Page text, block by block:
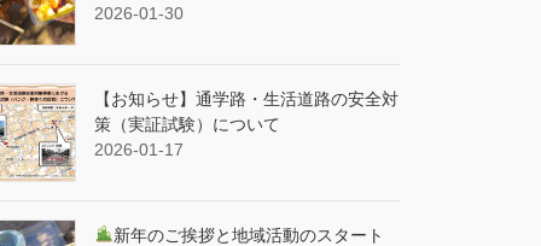
2026-01-30
【お知らせ】通学路・生活道路の安全対
策（実証試験）について
2026-01-17
新年のご挨拶と地域活動のスタート